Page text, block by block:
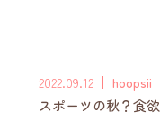
2022.09.12 hoopsii
スポーツの秋？食